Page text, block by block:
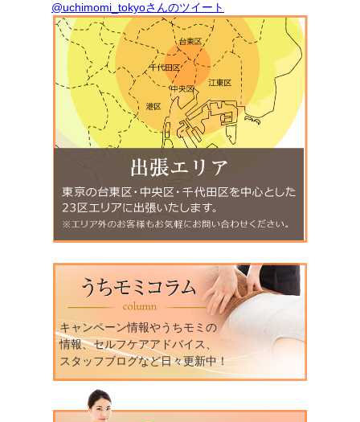
@uchimomi_tokyoさんのツイート
キャンペーン情報やうちモミの
情報、セルフケアアドバイス、
スタッフブログなど日々更新中！